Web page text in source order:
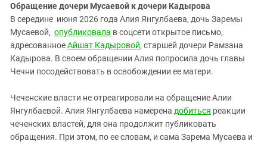
Обращение дочери Мусаевой к дочери Кадырова
В середине июня 2026 года Алия Янгулбаева, дочь Заремы
Мусаевой, опубликовала в соцсети открытое письмо,
адресованноеАйшат Кадыровой, старшей дочери Рамзана
Кадырова. В своем обращении Алия попросила дочь главы
Чечни посодействовать в освобождении ее матери.
Чеченские власти не отреагировали на обращение Алии
Янгулбаевой. Алия Янгулбаева намерена добиться реакции
чеченских властей, для она продолжит публиковать
обращения. При этом, по ее словам, и сама Зарема Мусаева и